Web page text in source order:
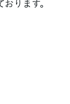
ります。